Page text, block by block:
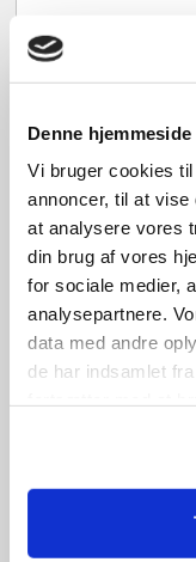
Denne
Vi bruger cookies
annoncer, til at
at analysere vores
din brug af vores
for sociale medier,
analysepartnere.
data med andre
de har indsamlet
Dreje/kip vindue
OF2960A
Tilføj til kurv
4 stk. på lager
UBRUGT